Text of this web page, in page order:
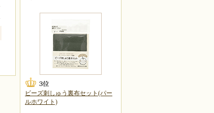
ビーズ刺しゅう裏布セット(パー
ルホワイト)